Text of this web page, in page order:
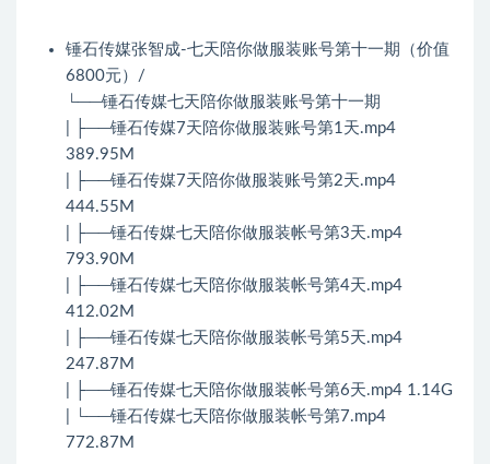
锤石传媒张智成-七天陪你做服装账号第十一期（价值
6800元）/
└──锤石传媒七天陪你做服装账号第十一期
| ├──锤石传媒7天陪你做服装账号第1天.mp4
389.95M
| ├──锤石传媒7天陪你做服装账号第2天.mp4
444.55M
| ├──锤石传媒七天陪你做服装帐号第3天.mp4
793.90M
| ├──锤石传媒七天陪你做服装帐号第4天.mp4
412.02M
| ├──锤石传媒七天陪你做服装帐号第5天.mp4
247.87M
| ├──锤石传媒七天陪你做服装帐号第6天.mp4 1.14G
| └──锤石传媒七天陪你做服装帐号第7.mp4
772.87M